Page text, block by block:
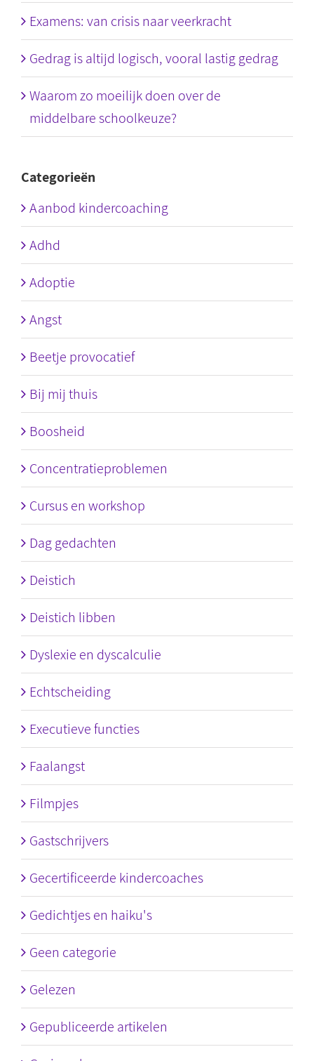
Examens: van crisis naar veerkracht
Gedrag is altijd logisch, vooral lastig gedrag
Waarom zo moeilijk doen over de
middelbare schoolkeuze?
Categorieën
Aanbod kindercoaching
Adhd
Adoptie
Angst
Beetje provocatief
Bij mij thuis
Boosheid
Concentratieproblemen
Cursus en workshop
Dag gedachten
Deistich
Deistich libben
Dyslexie en dyscalculie
Echtscheiding
Executieve functies
Faalangst
Filmpjes
Gastschrijvers
Gecertificeerde kindercoaches
Gedichtjes en haiku's
Geen categorie
Gelezen
Gepubliceerde artikelen